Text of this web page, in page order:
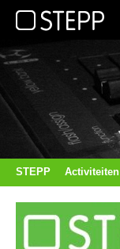
STEPP Activiteiten